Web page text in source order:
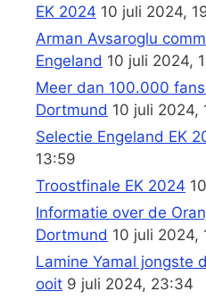
EK 2024 10 juli 2024,
Arman Avsaroglu
Engeland 10 juli 2024,
Meer dan 100.000
Dortmund 10 juli 2024,
Selectie Engeland EK
13:59
Troostfinale EK 2024
Informatie over de
Dortmund 10 juli 2024,
Lamine Yamal jongste
ooit 9 juli 2024, 23:34